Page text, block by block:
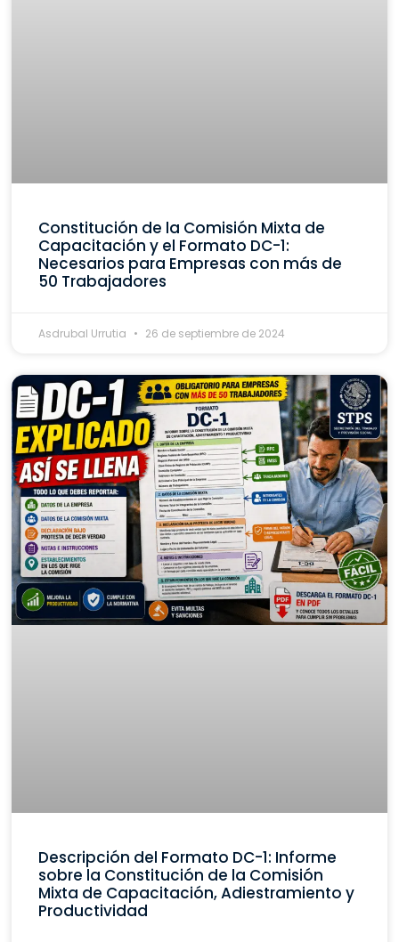
Constitución de la Comisión Mixta de
Capacitación y el Formato DC-1:
Necesarios para Empresas con más de
50 Trabajadores
Asdrubal Urrutia 26 de septiembre de 2024
Descripción del Formato DC-1: Informe
sobre la Constitución de la Comisión
Mixta de Capacitación, Adiestramiento y
Productividad